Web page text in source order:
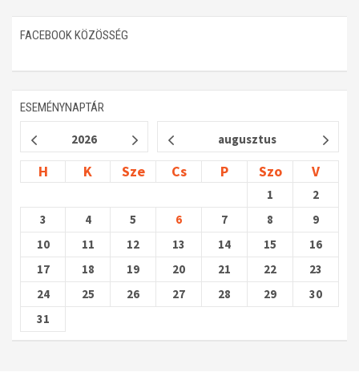
FACEBOOK KÖZÖSSÉG
ESEMÉNYNAPTÁR
2026 augusztus
H K Sze Cs P Szo V
1
2
3
4 5 6 7 8
9
10
11 12 13 14 15
16
17
18 19 20 21 22
23
24
25 26 27 28 29
30
31